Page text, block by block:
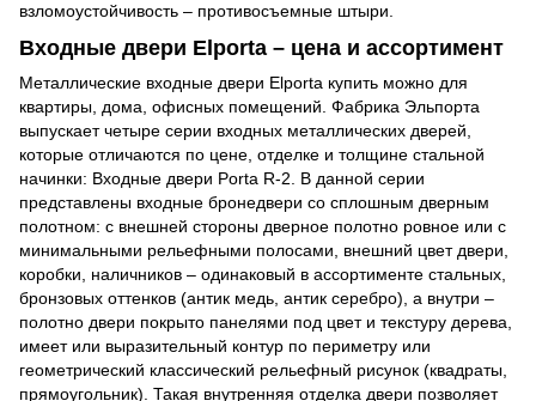
взломоустойчивость – противосъемные штыри.
Входные двери Еlporta – цена и ассортимент
Металлические входные двери Еlporta купить можно для
квартиры, дома, офисных помещений. Фабрика Эльпорта
выпускает четыре серии входных металлических дверей,
которые отличаются по цене, отделке и толщине стальной
начинки: Входные двери Porta R-2. В данной серии
представлены входные бронедвери со сплошным дверным
полотном: с внешней стороны дверное полотно ровное или с
минимальными рельефными полосами, внешний цвет двери,
коробки, наличников – одинаковый в ассортименте стальных,
бронзовых оттенков (антик медь, антик серебро), а внутри –
полотно двери покрыто панелями под цвет и текстуру дерева,
имеет или выразительный контур по периметру или
геометрический классический рельефный рисунок (квадраты,
прямоугольник). Такая внутренняя отделка двери позволяет